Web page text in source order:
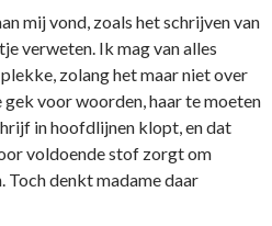
mij vond, zoals het schrijven van
verweten. Ik mag van alles
zolang het maar niet over
voor woorden, haar te moeten
in hoofdlijnen klopt, en dat
voldoende stof zorgt om
Toch denkt madame daar